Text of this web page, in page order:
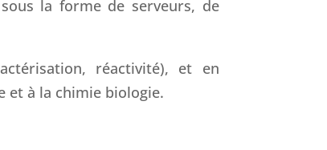
la forme de serveurs, de
réactivité), et en
et à la chimie biologie.